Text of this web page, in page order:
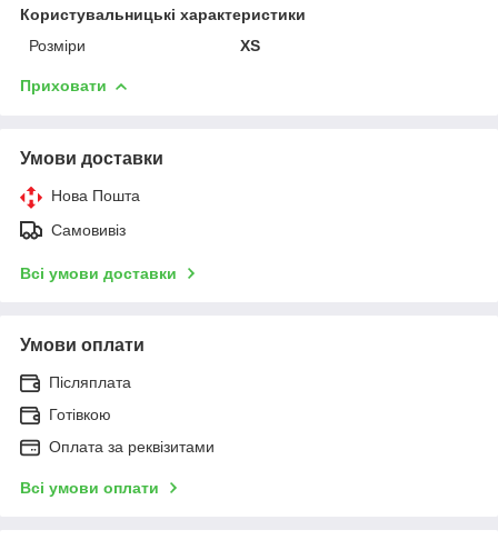
Користувальницькі характеристики
Розміри
XS
Приховати
Умови доставки
Нова Пошта
Самовивіз
Всі умови доставки
Умови оплати
Післяплата
Готівкою
Оплата за реквізитами
Всі умови оплати